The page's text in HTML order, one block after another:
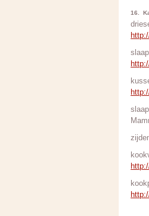
16.